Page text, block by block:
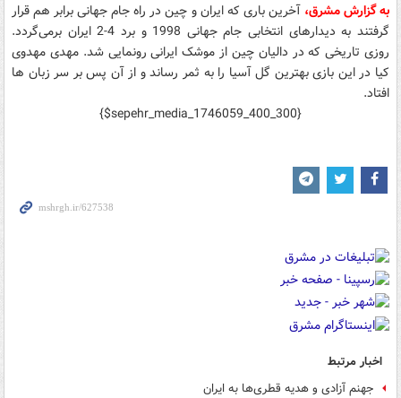
به گزارش مشرق، آخرین باری که ایران و چین در راه جام جهانی برابر هم قرار
گرفتند به دیدارهای انتخابی جام جهانی 1998 و برد 4-2 ایران برمی‌گردد.
روزی تاریخی که در دالیان چین از موشک ایرانی رونمایی شد. مهدی مهدوی
کیا در این بازی بهترین گل آسیا را به ثمر رساند و از آن پس بر سر زبان ها
افتاد.
{$sepehr_media_1746059_400_300}
اخبار مرتبط
جهنم ‌آزادی و هدیه‌‌ قطری‌ها به ایران